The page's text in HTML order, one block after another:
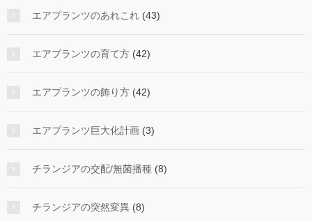
エアプランツのあれこれ (43)
エアプランツの育て方 (42)
エアプランツの飾り方 (42)
エアプランツ巨大化計画 (3)
チランジアの交配/無菌播種 (8)
チランジアの突然変異 (8)